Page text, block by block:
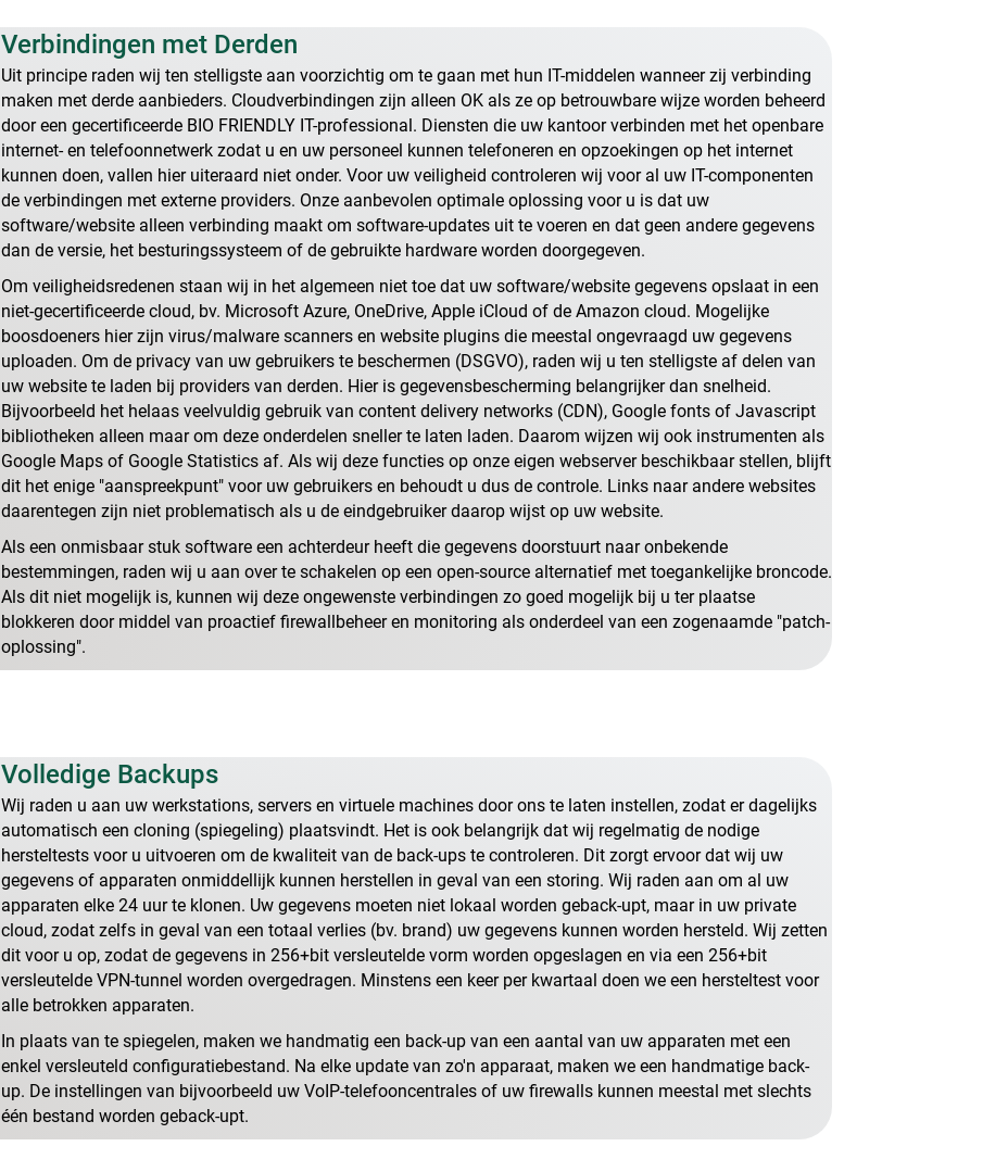
Verbindingen met Derden
Uit principe raden wij ten stelligste aan voorzichtig om te gaan met hun IT-middelen wanneer zij verbinding
maken met derde aanbieders. Cloudverbindingen zijn alleen OK als ze op betrouwbare wijze worden beheerd
door een gecertificeerde BIO FRIENDLY IT-professional. Diensten die uw kantoor verbinden met het openbare
internet- en telefoonnetwerk zodat u en uw personeel kunnen telefoneren en opzoekingen op het internet
kunnen doen, vallen hier uiteraard niet onder. Voor uw veiligheid controleren wij voor al uw IT-componenten
de verbindingen met externe providers. Onze aanbevolen optimale oplossing voor u is dat uw
software/website alleen verbinding maakt om software-updates uit te voeren en dat geen andere gegevens
dan de versie, het besturingssysteem of de gebruikte hardware worden doorgegeven.
Om veiligheidsredenen staan wij in het algemeen niet toe dat uw software/website gegevens opslaat in een
niet-gecertificeerde cloud, bv. Microsoft Azure, OneDrive, Apple iCloud of de Amazon cloud. Mogelijke
boosdoeners hier zijn virus/malware scanners en website plugins die meestal ongevraagd uw gegevens
uploaden. Om de privacy van uw gebruikers te beschermen (DSGVO), raden wij u ten stelligste af delen van
uw website te laden bij providers van derden. Hier is gegevensbescherming belangrijker dan snelheid.
Bijvoorbeeld het helaas veelvuldig gebruik van content delivery networks (CDN), Google fonts of Javascript
bibliotheken alleen maar om deze onderdelen sneller te laten laden. Daarom wijzen wij ook instrumenten als
Google Maps of Google Statistics af. Als wij deze functies op onze eigen webserver beschikbaar stellen, blijft
dit het enige "aanspreekpunt" voor uw gebruikers en behoudt u dus de controle. Links naar andere websites
daarentegen zijn niet problematisch als u de eindgebruiker daarop wijst op uw website.
Als een onmisbaar stuk software een achterdeur heeft die gegevens doorstuurt naar onbekende
bestemmingen, raden wij u aan over te schakelen op een open-source alternatief met toegankelijke broncode.
Als dit niet mogelijk is, kunnen wij deze ongewenste verbindingen zo goed mogelijk bij u ter plaatse
blokkeren door middel van proactief firewallbeheer en monitoring als onderdeel van een zogenaamde patch-
oplossing .
Volledige Backups
Wij raden u aan uw werkstations, servers en virtuele machines door ons te laten instellen, zodat er dagelijks
automatisch een cloning (spiegeling) plaatsvindt. Het is ook belangrijk dat wij regelmatig de nodige
hersteltests voor u uitvoeren om de kwaliteit van de back-ups te controleren. Dit zorgt ervoor dat wij uw
gegevens of apparaten onmiddellijk kunnen herstellen in geval van een storing. Wij raden aan om al uw
apparaten elke 24 uur te klonen. Uw gegevens moeten niet lokaal worden geback-upt, maar in uw private
cloud, zodat zelfs in geval van een totaal verlies (bv. brand) uw gegevens kunnen worden hersteld. Wij zetten
dit voor u op, zodat de gegevens in 256+bit versleutelde vorm worden opgeslagen en via een 256+bit
versleutelde VPN-tunnel worden overgedragen. Minstens een keer per kwartaal doen we een hersteltest voor
alle betrokken apparaten.
In plaats van te spiegelen, maken we handmatig een back-up van een aantal van uw apparaten met een
enkel versleuteld configuratiebestand. Na elke update van zo'n apparaat, maken we een handmatige back-
up. De instellingen van bijvoorbeeld uw VoIP-telefooncentrales of uw firewalls kunnen meestal met slechts
één bestand worden geback-upt.